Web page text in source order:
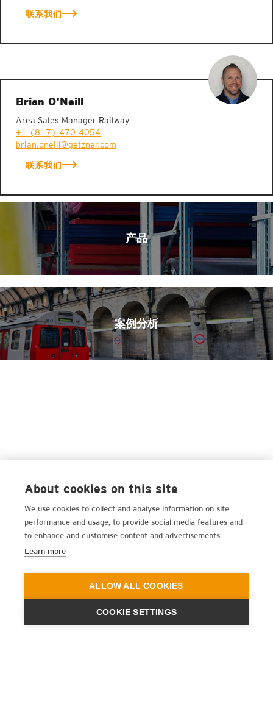
联系我们
Brian O'Neill
Area Sales Manager Railway
+1 (817) 470-4054
brian.oneill@getzner.com
联系我们
产品
案例分析
About cookies on this site
We use cookies to collect and analyse information on site
performance and usage, to provide social media features and
to enhance and customise content and advertisements.
Learn more
ALLOW ALL COOKIES
COOKIE SETTINGS